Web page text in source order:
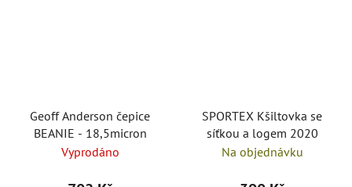
Geoff Anderson čepice
BEANIE - 18,5micron
Vyprodáno
SPORTEX Kšiltovka se
síťkou a logem 2020
Na objednávku